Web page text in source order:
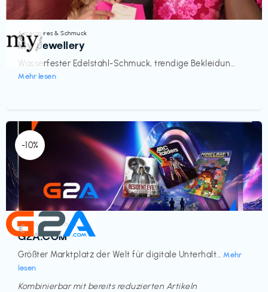
Accessoires & Schmuck
My Jewellery
Wasserfester Edelstahl-Schmuck, trendige Bekleidun...
Mehr lesen
€‎
-10%
Elektronik & Medien
G2A.COM
Größter Marktplatz der Welt für digitale Unterhalt... Mehr
lesen
€‎
Kombinierbar mit bereits reduzierten Artikeln